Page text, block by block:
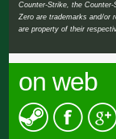
Counter-Strike, the
Zero are trademarks and/or
are property of their
on web